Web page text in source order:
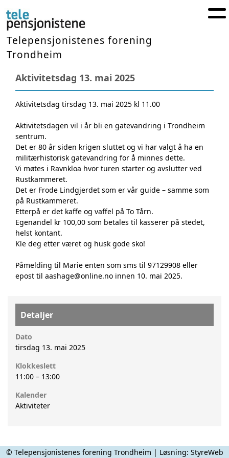
Telepensjonistenes forening
Trondheim
Aktivitetsdag 13. mai 2025
Aktivitetsdag tirsdag 13. mai 2025 kl 11.00
Aktivitetsdagen vil i år bli en gatevandring i Trondheim
sentrum.
Det er 80 år siden krigen sluttet og vi har valgt å ha en
militærhistorisk gatevandring for å minnes dette.
Vi møtes i Ravnkloa hvor turen starter og avslutter ved
Rustkammeret.
Det er Frode Lindgjerdet som er vår guide – samme som
på Rustkammeret.
Etterpå er det kaffe og vaffel på To Tårn.
Egenandel kr 100,00 som betales til kasserer på stedet,
helst kontant.
Kle deg etter været og husk gode sko!
Påmelding til Marie enten som sms til 97129908 eller
epost til aashage@online.no innen 10. mai 2025.
Detaljer
Dato
tirsdag 13. mai 2025
Klokkeslett
11:00 – 13:00
Kalender
Aktiviteter
© Telepensjonistenes forening Trondheim | Løsning: StyreWeb